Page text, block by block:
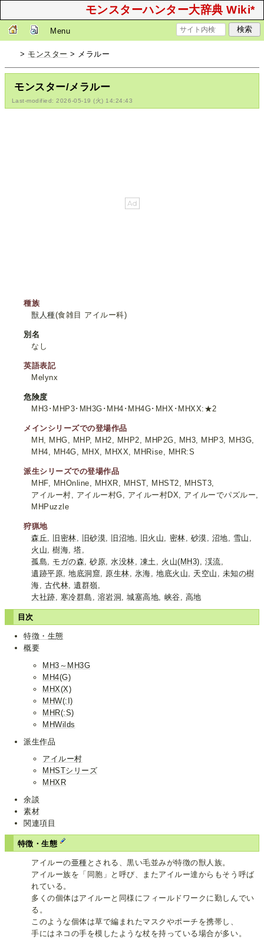
モンスターハンター大辞典 Wiki*
Menu
> モンスター > メラルー
モンスター/メラルー
Last-modified: 2026-05-19 (火) 14:24:43
種族
獣人種(食雑目 アイルー科)
別名
なし
英語表記
Melynx
危険度
MH3･MHP3･MH3G･MH4･MH4G･MHX･MHXX:★2
メインシリーズでの登場作品
MH, MHG, MHP, MH2, MHP2, MHP2G, MH3, MHP3, MH3G,
MH4, MH4G, MHX, MHXX, MHRise, MHR:S
派生シリーズでの登場作品
MHF, MHOnline, MHXR, MHST, MHST2, MHST3,
アイルー村, アイルー村G, アイルー村DX, アイルーでパズルー,
MHPuzzle
狩猟地
森丘, 旧密林, 旧砂漠, 旧沼地, 旧火山, 密林, 砂漠, 沼地, 雪山 ,
火山,樹海,塔,
孤島, モガの森,砂原,水没林, 凍土, 火山(MH3), 渓流,
遺跡平原,地底洞窟, 原生林, 氷海, 地底火山, 天空山 , 未知の樹
海, 古代林,遺群嶺,
大社跡, 寒冷群島 , 溶岩洞,城塞高地, 峡谷, 高地
目次
特徴・生態
概要
MH3～MH3G
MH4(G)
MHX(X)
MHW(:I)
MHR(:S)
MHWilds
派生作品
アイルー村
MHSTシリーズ
MHXR
余談
素材
関連項目
特徴・生態
アイルーの亜種 とされる、黒い毛並みが特徴の獣人族。
アイルー族を「同胞」と呼び、またアイルー達からもそう呼ば
れている。
多くの個体はアイルーと同様にフィールドワークに勤しんでい
る。
このような個体は草で編まれたマスクやポーチを携帯し、
手にはネコの手を模したような杖を持っている場合が多い。